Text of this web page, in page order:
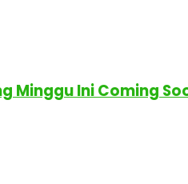
Minggu Ini Coming